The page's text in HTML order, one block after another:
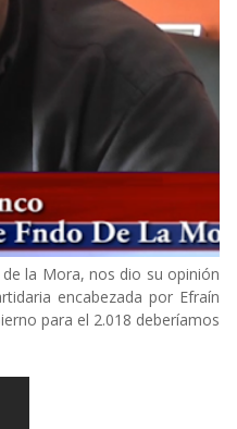
de la Mora, nos dio su opinión
encabezada por Efraín
para el 2.018 deberíamos